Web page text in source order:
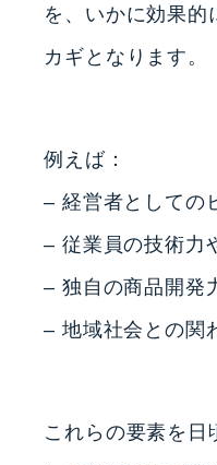
を、いかに効果的
カギとなります。
例えば：
– 経営者としての
– 従業員の技術力
– 独自の商品開発
– 地域社会との関
これらの要素を日